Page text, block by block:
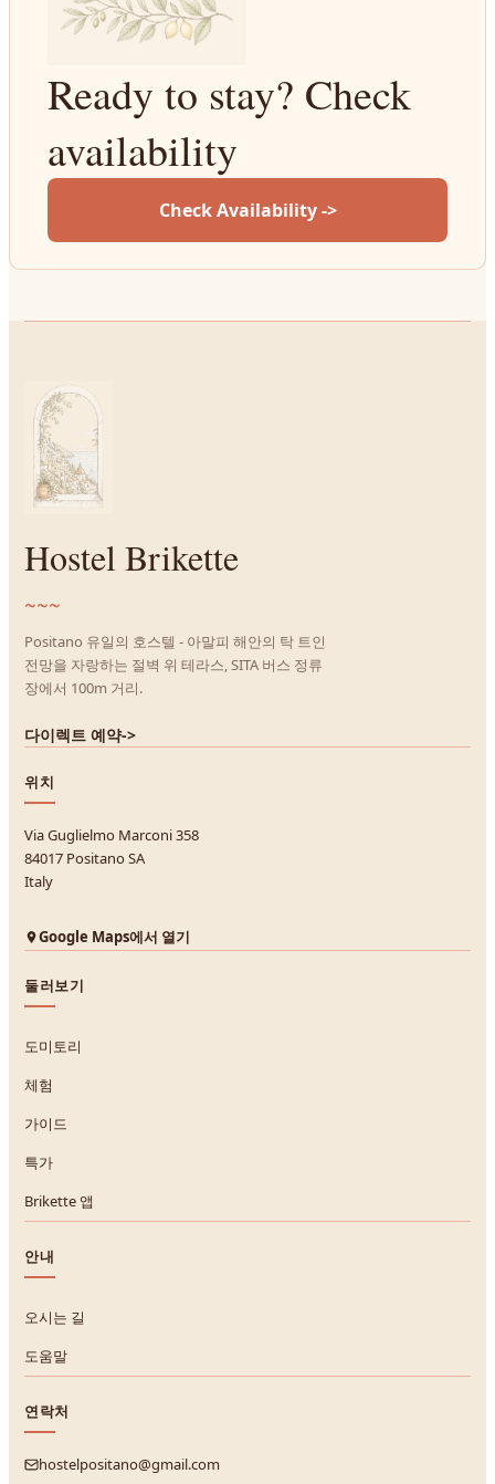
Ready to stay? Check
availability
Check Availability ->
Hostel Brikette
~~~
Positano 유일의 호스텔 - 아말피 해안의 탁 트인
전망을 자랑하는 절벽 위 테라스, SITA 버스 정류
장에서 100m 거리.
다이렉트 예약->
위치
Via Guglielmo Marconi 358
84017 Positano SA
Italy
Google Maps에서 열기
둘러보기
도미토리
체험
가이드
특가
Brikette 앱
안내
오시는 길
도움말
연락처
hostelpositano@gmail.com